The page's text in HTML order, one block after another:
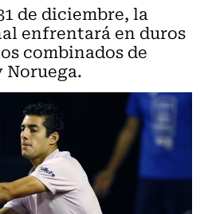
de diciembre, la
enfrentará en duros
combinados de
Noruega.